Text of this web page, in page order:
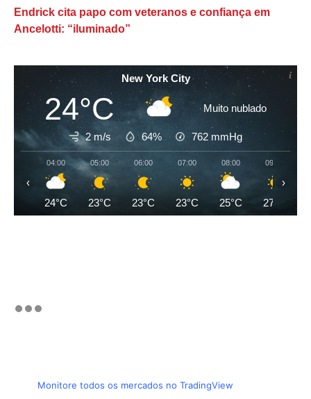
Endrick cita papo com veteranos e confiança em
Ancelotti: “iluminado”
New York City
24°C Muito nublado
2 m/s 64% 762 mmHg
04:00
24°C
05:00
23°C
06:00
23°C
07:00
23°C
08:00
25°C
09:00
27°C
‹ ›
Monitore todos os mercados no TradingView